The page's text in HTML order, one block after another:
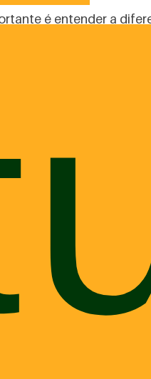
é entender a
caseira. Nestes
vitaminas,
dúvida sobre o uso
para cães e gatos?
sobre as nossas